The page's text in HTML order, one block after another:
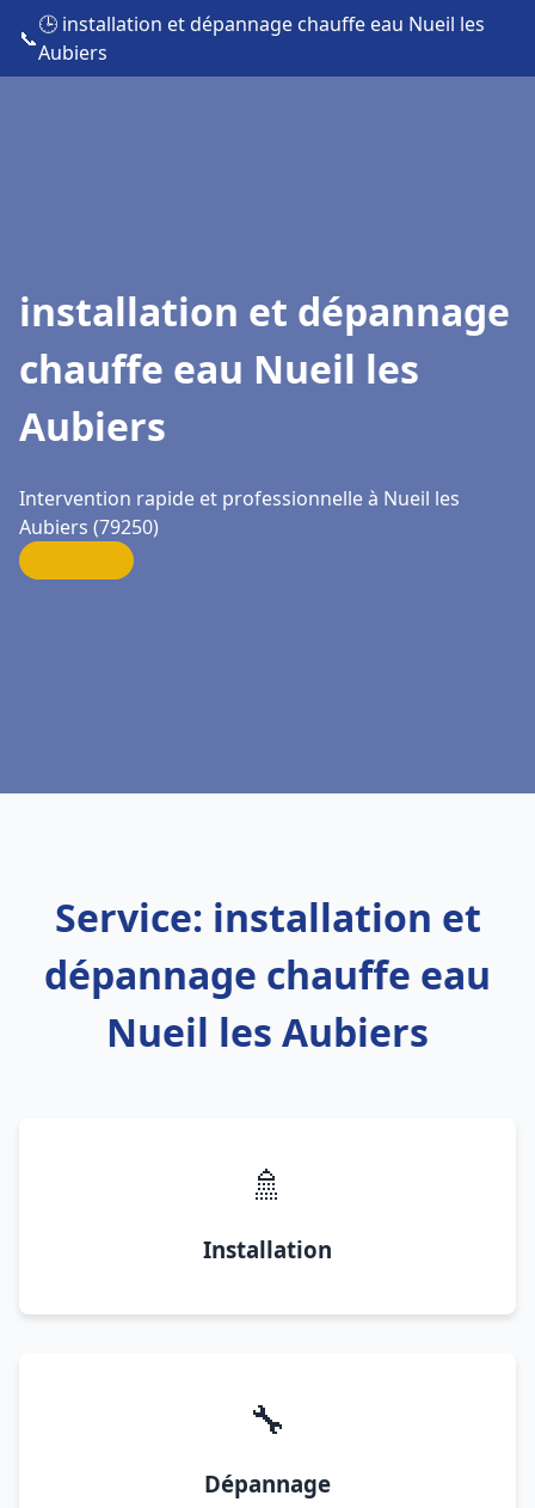
📞
🕒 installation et dépannage chauffe eau Nueil les
Aubiers
installation et dépannage
chauffe eau Nueil les
Aubiers
Intervention rapide et professionnelle à Nueil les
Aubiers (79250)
Service: installation et
dépannage chauffe eau
Nueil les Aubiers
🚿
Installation
🔧
Dépannage